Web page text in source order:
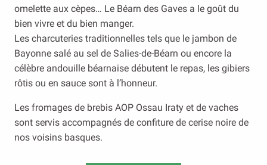
omelette aux cèpes… Le Béarn des Gaves a le goût du
bien vivre et du bien manger.
Les charcuteries traditionnelles tels que le jambon de
Bayonne salé au sel de Salies-de-Béarn ou encore la
célèbre andouille béarnaise débutent le repas, les gibiers
rôtis ou en sauce sont à l’honneur.
Les fromages de brebis AOP Ossau Iraty et de vaches
sont servis accompagnés de confiture de cerise noire de
nos voisins basques.